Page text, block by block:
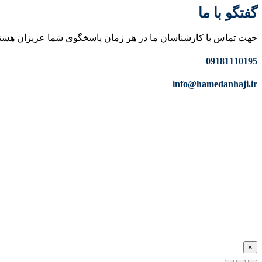
گفتگو با ما
جهت تماس با کارشناسان ما در هر زمان پاسخگوی شما عزیزان
09181110195
info@hamedanhaji.ir
×